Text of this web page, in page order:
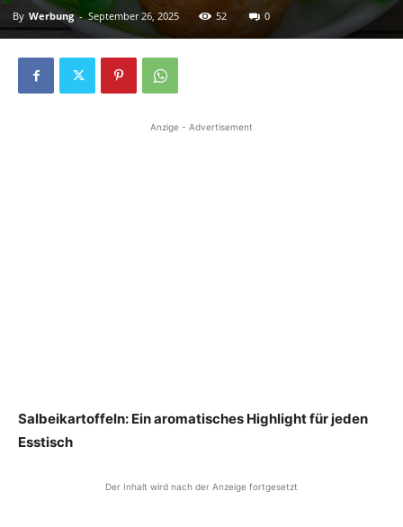
By Werbung - September 26, 2025 52 0
Anzige - Advertisement
Salbeikartoffeln: Ein aromatisches Highlight für jeden
Esstisch
Der Inhalt wird nach der Anzeige fortgesetzt